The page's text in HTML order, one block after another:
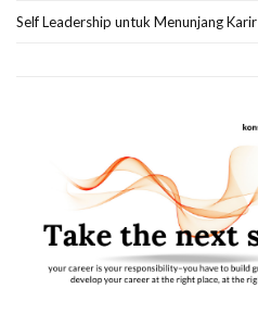
Self Leadership untuk Menunjang Karir